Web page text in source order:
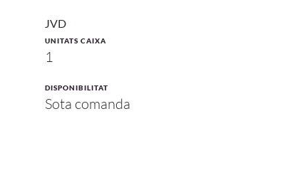
JVD
UNITATS CAIXA
1
DISPONIBILITAT
Sota comanda